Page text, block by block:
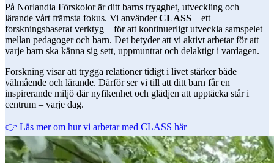
På Norlandia Förskolor är ditt barns trygghet, utveckling och
lärande vårt främsta fokus. Vi använderCLASS – ett
forskningsbaserat verktyg – för att kontinuerligt utveckla samspelet
mellan pedagoger och barn. Det betyder att vi aktivt arbetar för att
varje barn ska känna sig sett, uppmuntrat och delaktigt i vardagen.
Forskning visar att trygga relationer tidigt i livet stärker både
välmående och lärande. Därför ser vi till att ditt barn får en
inspirerande miljö där nyfikenhet och glädjen att upptäcka står i
centrum – varje dag.
👉 Läs mer om hur vi arbetar med CLASS här